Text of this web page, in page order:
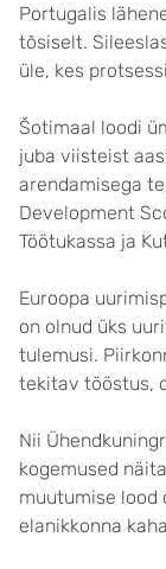
Portugalis
tõsiselt.
üle, kes
Šotimaal loodi
juba viisteist
arendamisega
Development
Töötukassa ja
Euroopa
on olnud üks
tulemusi.
tekitav tööstus,
Nii
kogemused
muutumise lood
elanikkonna